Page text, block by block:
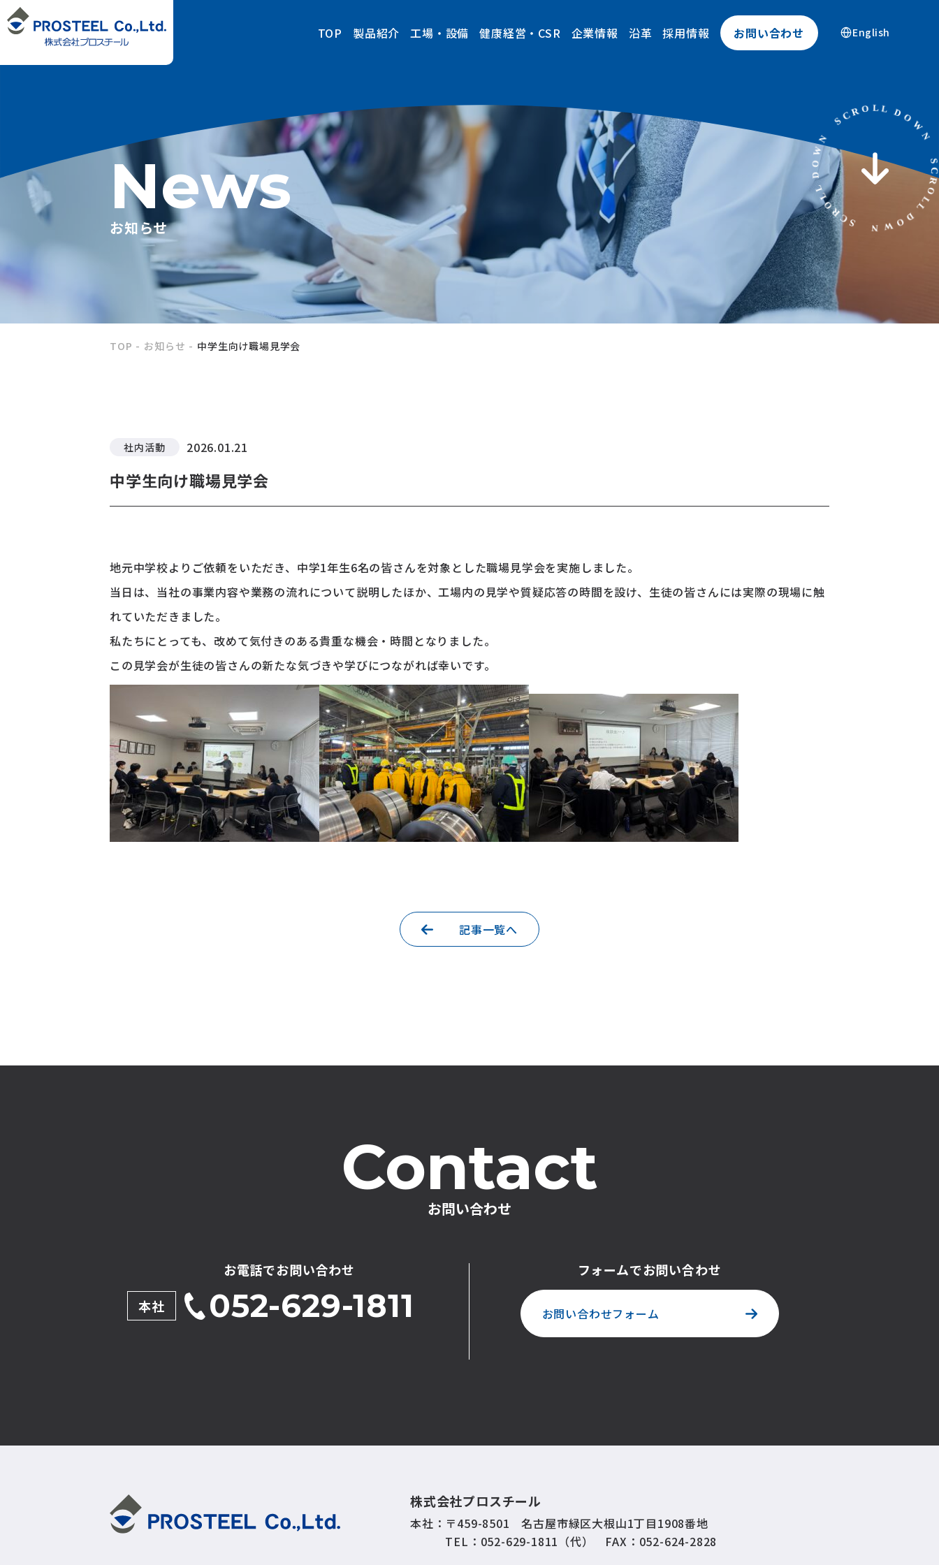
TOP 製品紹介 工場・設備 健康経営・CSR 企業情報 沿革 採用情報 お問い合わせ English
News
お知らせ
TOP お知らせ 中学生向け職場見学会
社内活動 2026.01.21
中学生向け職場見学会
地元中学校よりご依頼をいただき、中学1年生6名の皆さんを対象とした職場見学会を実施しました。
当日は、当社の事業内容や業務の流れについて説明したほか、工場内の見学や質疑応答の時間を設け、生徒の皆さんには実際の現場に触
れていただきました。
私たちにとっても、改めて気付きのある貴重な機会・時間となりました。
この見学会が生徒の皆さんの新たな気づきや学びにつながれば幸いです。
記事一覧へ
Contact
お問い合わせ
お電話でお問い合わせ
本社
052-629-1811
フォームでお問い合わせ
お問い合わせフォーム
株式会社プロスチール
本社
〒459-8501 名古屋市緑区大根山1丁目1908番地
TEL：052-629-1811（代） FAX：052-624-2828